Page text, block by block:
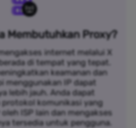
Membutuhkan Proxy?
internet melalui X
di tempat yang tepat.
keamanan dan
menggunakan IP dapat
lebih jauh. Anda dapat
komunikasi yang
ISP lain dan mengakses
tersedia untuk pengguna.